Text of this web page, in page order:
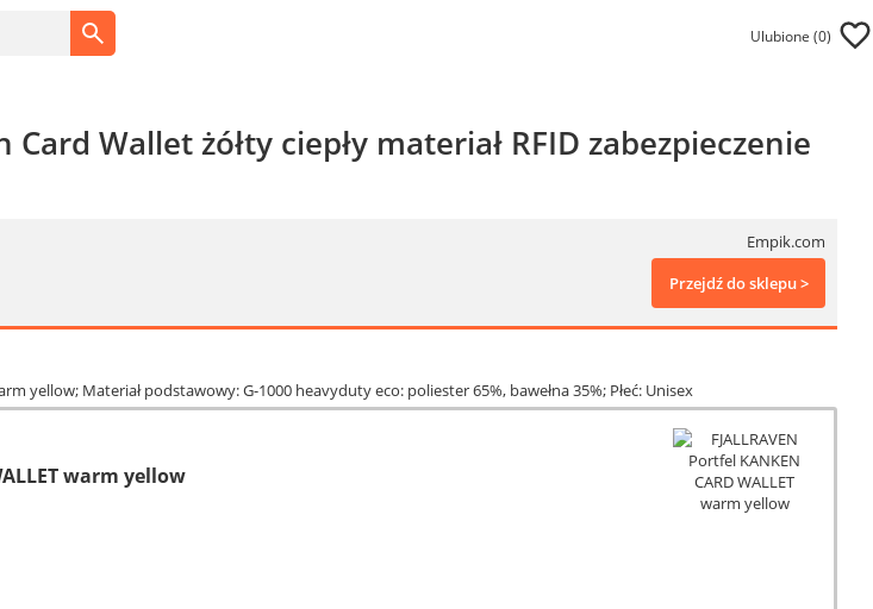
Ulubione (0)
Wallet żółty ciepły materiał RFID zabezpieczenie
Empik.com
Przejdź do sklepu >
yellow; Materiał podstawowy: G-1000 heavyduty eco: poliester 65%, bawełna 35%; Płeć: Unisex
warm yellow